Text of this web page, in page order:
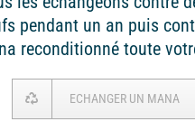
pendant un an puis
reconditionné toute
ECHANGER UN MANA